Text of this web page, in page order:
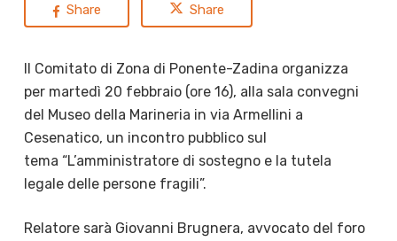
Share Share
Il Comitato di Zona di Ponente-Zadina organizza
per martedì 20 febbraio (ore 16), alla sala convegni
del Museo della Marineria in via Armellini a
Cesenatico, un incontro pubblico sul
tema “L’amministratore di sostegno e la tutela
legale delle persone fragili”.
Relatore sarà Giovanni Brugnera, avvocato del foro